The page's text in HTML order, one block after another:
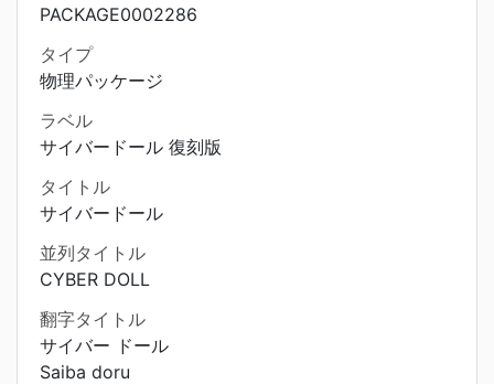
PACKAGE0002286
タイプ
物理パッケージ
ラベル
サイバードール 復刻版
タイトル
サイバードール
並列タイトル
CYBER DOLL
翻字タイトル
サイバー ドール
Saiba doru